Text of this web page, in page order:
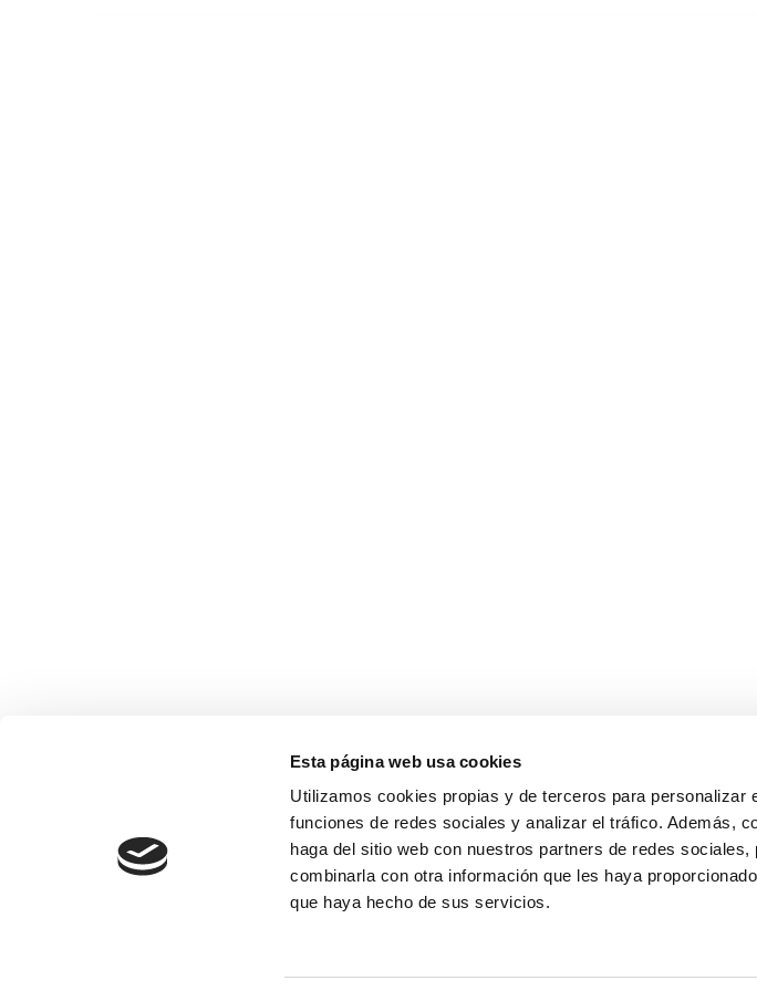
Esta página web usa cookies
Utilizamos cookies propias y de terceros para personalizar
funciones de redes sociales y analizar el tráfico. Además,
haga del sitio web con nuestros partners de redes
combinarla con otra información que les haya
que haya hecho de sus servicios.
Noticias
Política de cookies